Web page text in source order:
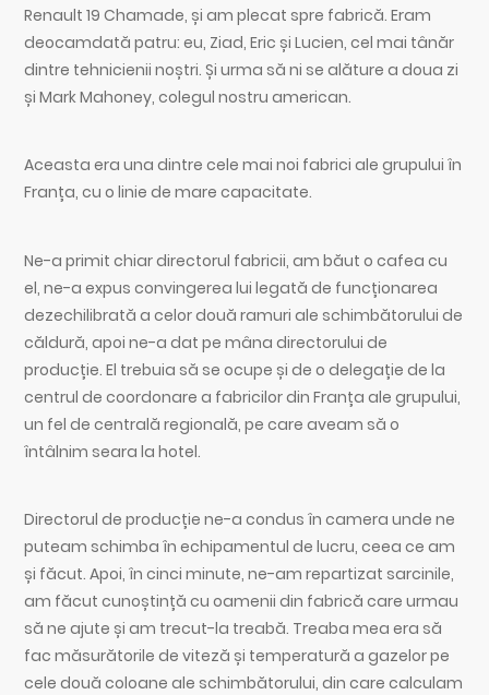
Renault 19 Chamade, și am plecat spre fabrică. Eram
deocamdată patru: eu, Ziad, Eric și Lucien, cel mai tânăr
dintre tehnicienii noștri. Și urma să ni se alăture a doua zi
și Mark Mahoney, colegul nostru american.
Aceasta era una dintre cele mai noi fabrici ale grupului în
Franța, cu o linie de mare capacitate.
Ne-a primit chiar directorul fabricii, am băut o cafea cu
el, ne-a expus convingerea lui legată de funcționarea
dezechilibrată a celor două ramuri ale schimbătorului de
căldură, apoi ne-a dat pe mâna directorului de
producție. El trebuia să se ocupe și de o delegație de la
centrul de coordonare a fabricilor din Franța ale grupului,
un fel de centrală regională, pe care aveam să o
întâlnim seara la hotel.
Directorul de producție ne-a condus în camera unde ne
puteam schimba în echipamentul de lucru, ceea ce am
și făcut. Apoi, în cinci minute, ne-am repartizat sarcinile,
am făcut cunoștință cu oamenii din fabrică care urmau
să ne ajute și am trecut-la treabă. Treaba mea era să
fac măsurătorile de viteză și temperatură a gazelor pe
cele două coloane ale schimbătorului, din care calculam